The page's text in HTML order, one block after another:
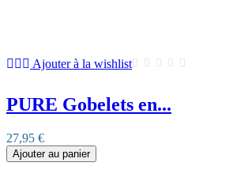
Ajouter à la wishlist
PURE Gobelets en...
27,95 €
Ajouter au panier